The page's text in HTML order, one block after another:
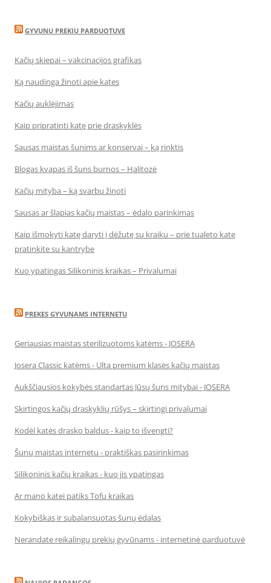
GYVUNU PREKIU PARDUOTUVE
Kačių skiepai – vakcinacijos grafikas
Ką naudinga žinoti apie kates
Kačių auklėjimas
Kaip pripratinti katę prie draskyklės
Sausas maistas šunims ar konservai – ką rinktis
Blogas kvapas iš šuns burnos – Halitozė
Kačių mityba – ką svarbu žinoti
Sausas ar šlapias kačių maistas – ėdalo parinkimas
Kaip išmokyti katę daryti į dėžutę su kraiku – prie tualeto katę
pratinkite su kantrybe
Kuo ypatingas Silikoninis kraikas – Privalumai
PREKES GYVUNAMS INTERNETU
Geriausias maistas sterilizuotoms katėms - JOSERA
Josera Classic katėms - Ulta premium klasės kačių maistas
Aukščiausios kokybės standartas Jūsų šuns mitybai - JOSERA
Skirtingos kačių draskyklių rūšys – skirtingi privalumai
Kodėl katės drasko baldus - kaip to išvengti?
Šunų maistas internetu - praktiškas pasirinkimas
Silikoninis kačių kraikas - kuo jis ypatingas
Ar mano katei patiks Tofu kraikas
Kokybiškas ir subalansuotas šunų ėdalas
Nerandate reikalingų prekių gyvūnams - internetinė parduotuvė